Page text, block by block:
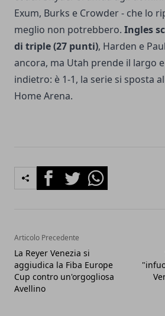
Exum, Burks e Crowder - che lo
meglio non potrebbero. Ingles
di triple (27 punti), Harden e
ancora, ma Utah prende il largo
indietro: è 1-1, la serie si sposta
Home Arena.
FacebookTwitterWhatsapp
Articolo Precedente
La Reyer Venezia si
aggiudica la Fiba Europe
Cup contro un'orgogliosa
Avellino